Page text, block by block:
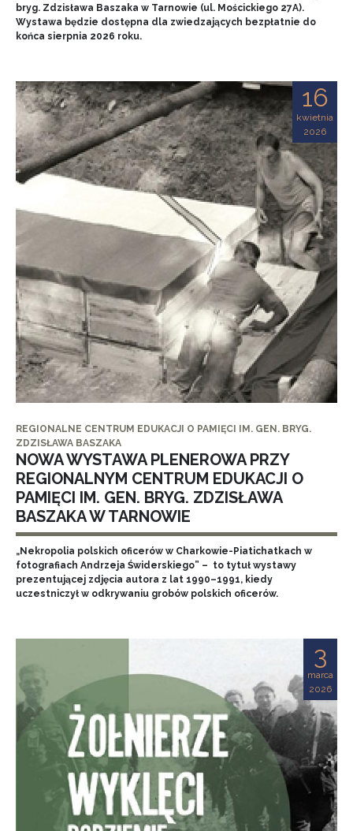
bryg. Zdzisława Baszaka w Tarnowie (ul. Mościckiego 27A).
Wystawa będzie dostępna dla zwiedzających bezpłatnie do
końca sierpnia 2026 roku.
16
kwietnia
2026
REGIONALNE CENTRUM EDUKACJI O PAMIĘCI IM. GEN. BRYG.
ZDZISŁAWA BASZAKA
NOWA WYSTAWA PLENEROWA PRZY
REGIONALNYM CENTRUM EDUKACJI O
PAMIĘCI IM. GEN. BRYG. ZDZISŁAWA
BASZAKA W TARNOWIE
„Nekropolia polskich oficerów w Charkowie-Piatichatkach w
fotografiach Andrzeja Świderskiego” – to tytuł wystawy
prezentującej zdjęcia autora z lat 1990–1991, kiedy
uczestniczył w odkrywaniu grobów polskich oficerów.
3
marca
2026